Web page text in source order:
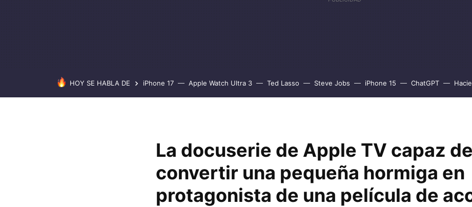
HOY SE HABLA DE iPhone 17 Apple Watch Ultra 3 Ted Lasso Steve Jobs iPhone 15 ChatGPT
La docuserie de Apple TV capaz de
convertir una pequeña hormiga en
protagonista de una película de